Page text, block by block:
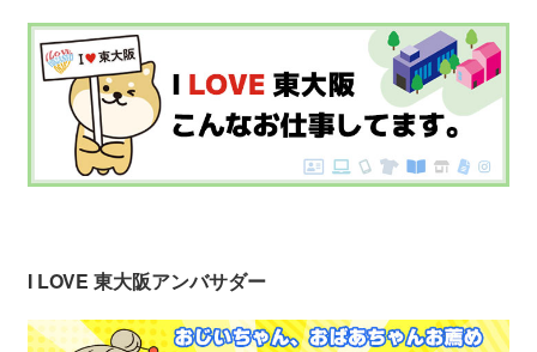
I LOVE 東大阪アンバサダー